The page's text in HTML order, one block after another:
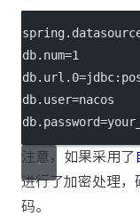
db.num=1
db.url.0
db.user=nacos
db.password
注意，如果采用了
进行了加密处理，
码。